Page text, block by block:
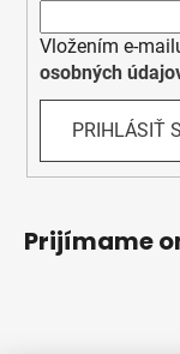
Vložením e-
osobných
PRIHLÁSIŤ
Prijímame